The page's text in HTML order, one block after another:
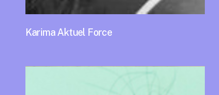
Karima Aktuel Force